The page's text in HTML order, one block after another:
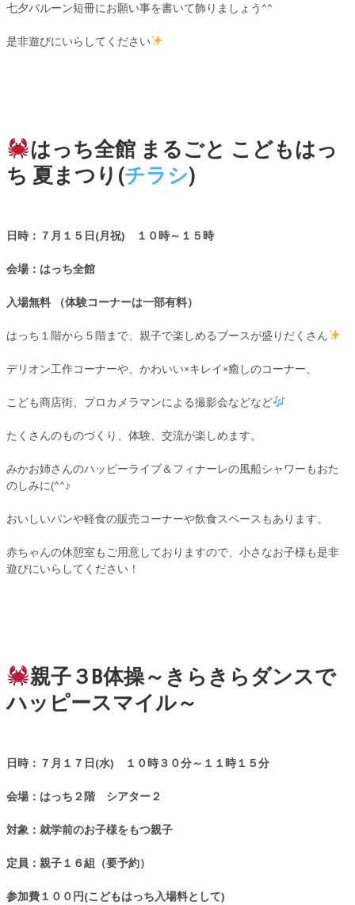
七夕バルーン短冊にお願い事を書いて飾りましょう^^
是非遊びにいらしてください
はっち全館 まるごと こどもはっ
ち 夏まつり(チラシ)
日時：７ 月１５ 日(月祝) １０時～１５時
会場：はっち全館
入場無料 （体験コーナーは一部有料）
はっち１階から５階まで、親子で楽しめるブースが盛りだくさん
デリオン工作コーナーや、かわいい×キレイ×癒しのコーナー、
こども商店街、プロカメラマンによる撮影会などなど
たくさんのものづくり、体験、交流が楽しめます。
みかお姉さんのハッピーライブ＆フィナーレの風船シャワーもおた
のしみに(^^♪
おいしいパンや軽食の販売コーナーや飲食スペースもあります。
赤ちゃんの休憩室もご用意しておりますので、小さなお子様も是非
遊びにいらしてください！
親子３B体操～きらきらダンスで
ハッピースマイル～
日時：７月１７日(水) １０時３０分～１１時１５分
会場：はっち２階 シアター２
対象：就学前のお子様をもつ親子
定員：親子１６組（要予約）
参加費１００円(こどもはっち入場料として)